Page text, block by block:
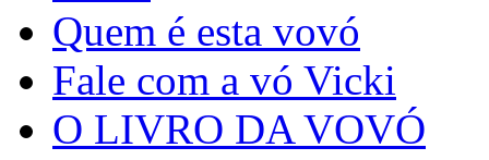
Quem é esta vovó
Fale com a vó Vicki
O LIVRO DA VOVÓ